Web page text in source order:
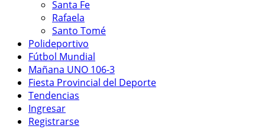
Santa Fe
Rafaela
Santo Tomé
Polideportivo
Fútbol Mundial
Mañana UNO 106-3
Fiesta Provincial del Deporte
Tendencias
Ingresar
Registrarse